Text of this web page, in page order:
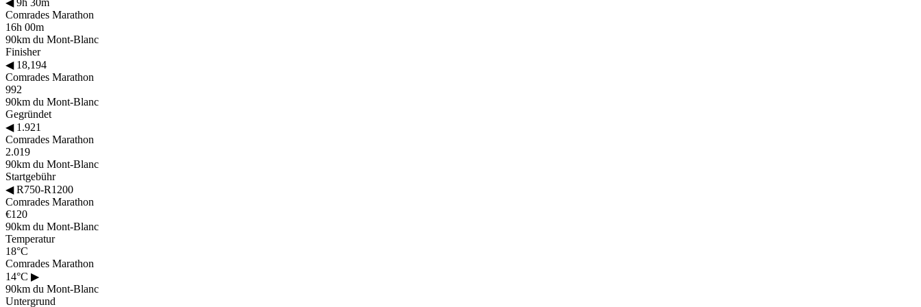
Comrades Marathon
16h 00m
90km du Mont-Blanc
Finisher
◀18,194
Comrades Marathon
992
90km du Mont-Blanc
Gegründet
◀1.921
Comrades Marathon
2.019
90km du Mont-Blanc
Startgebühr
◀R750-R1200
Comrades Marathon
€120
90km du Mont-Blanc
Temperatur
18°C
Comrades Marathon
14°C ▶
90km du Mont-Blanc
Untergrund